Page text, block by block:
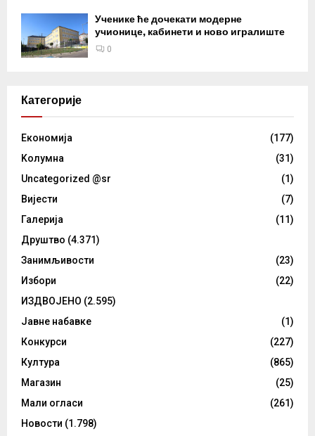
Ученике ће дочекати модерне
учионице, кабинети и ново игралиште
0
Категорије
Eкономија
(177)
Kолумнa
(31)
Uncategorized @sr
(1)
Вијести
(7)
Галерија
(11)
Друштво (4.371)
Занимљивости
(23)
Избори
(22)
ИЗДВОЈЕНО (2.595)
Јавне набавке
(1)
Конкурси
(227)
Култура
(865)
Магазин
(25)
Мали огласи
(261)
Новости (1.798)